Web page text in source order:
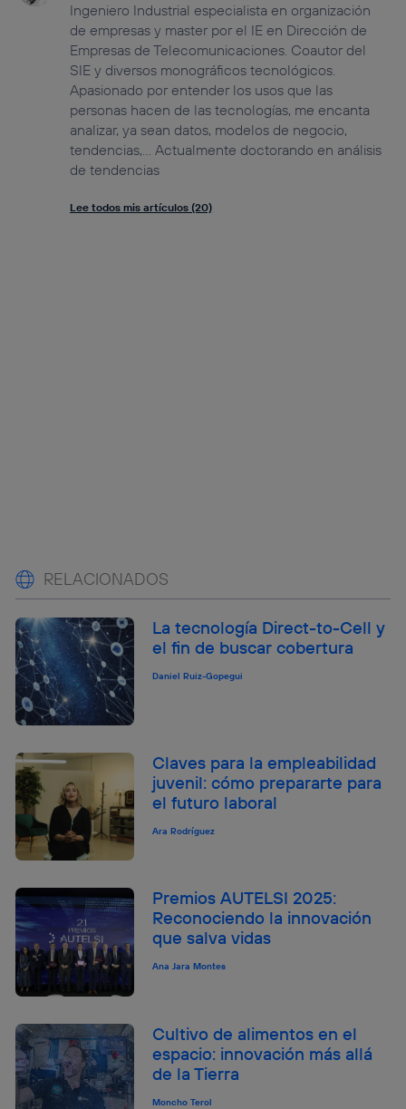
Ingeniero Industrial especialista en organización
de empresas y master por el IE en Dirección de
Empresas de Telecomunicaciones. Coautor del
SIE y diversos monográficos tecnológicos.
Apasionado por entender los usos que las
personas hacen de las tecnologías, me encanta
analizar, ya sean datos, modelos de negocio,
tendencias,... Actualmente doctorando en análisis
de tendencias
Lee todos mis artículos (20)
RELACIONADOS
La tecnología Direct-to-Cell y
el fin de buscar cobertura
Daniel Ruiz-Gopegui
Claves para la empleabilidad
juvenil: cómo prepararte para
el futuro laboral
Ara Rodríguez
Premios AUTELSI 2025:
Reconociendo la innovación
que salva vidas
Ana Jara Montes
Cultivo de alimentos en el
espacio: innovación más allá
de la Tierra
Moncho Terol